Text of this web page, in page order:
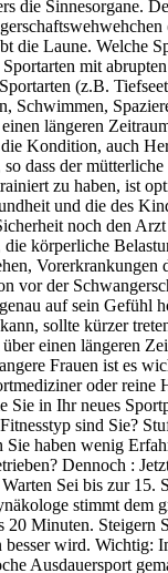
die Sinnesorgane.
die Laune. Welche
mit
(z.B.
Schwimmen,
einen längeren
Kondition, auch
dass der
zu haben, ist
und die des
noch den
körperliche
Vorerkrankungen
vor der
auf sein
sollte kürzer
einen längeren
Frauen ist es
oder
Sie in Ihr neues
sind Sie?
Sie haben wenig
Dennoch :
Sei bis zur 15.
stimmt dem
20 Minuten. Steigern
wird. Wichtig:
Ausdauersport